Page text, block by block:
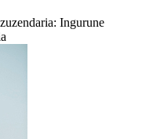
Ingurune